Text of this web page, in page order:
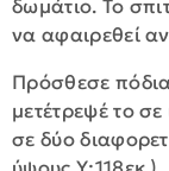
δωμάτιο. Το
να αφαιρεθεί
Πρόσθεσε
μετέτρεψέ το
σε δύο